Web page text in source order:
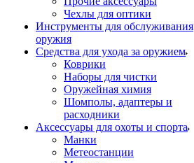
Чехлы для оптики
Инструменты для обслуживания
оружия
Средства для ухода за оружием
Коврики
Наборы для чистки
Оружейная химия
Шомполы, адаптеры и
расходники
Аксессуары для охоты и спорта
Манки
Метеостанции